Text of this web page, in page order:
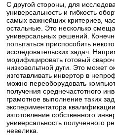
С другой стороны, для
универсальность и гибкость
самых важнейших критериев,
остальные. Это несколько
универсальных решений.
попытаться приспособить
исследовательских задач.
модифицировать готовый
низковольтной дуги. Это может
изготавливать инвертор в
можно переоборудовать
получения среднечастотного
грамотное выполнение таких
экспериментатора
изготовление собственного
универсальность полученного
невелика.